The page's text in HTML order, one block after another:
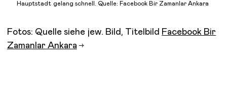
Hauptstadt gelang schnell. Quelle: Facebook Bir Zamanlar Ankara
Fotos: Quelle siehe jew. Bild, Titelbild Facebook Bir
Zamanlar Ankara